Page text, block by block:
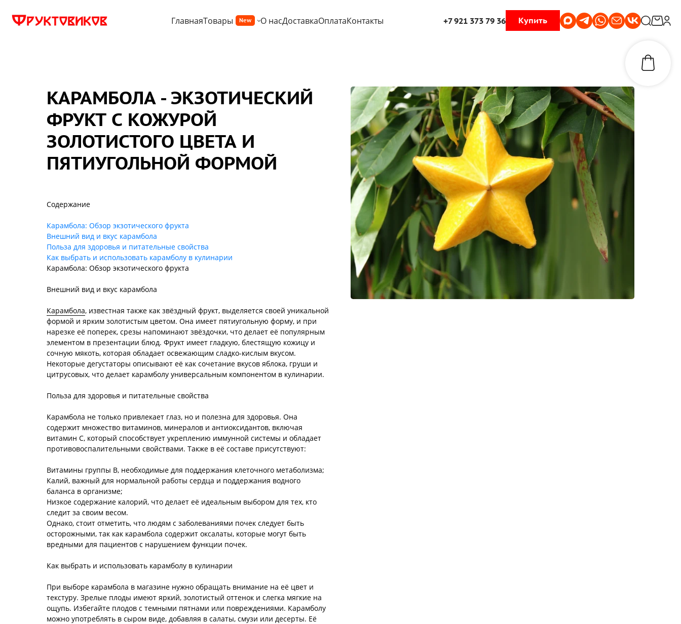
ГлавнаяТовары New О насДоставкаОплатаКонтакты +7 921 373 79 36 Купить
КАРАМБОЛА - ЭКЗОТИЧЕСКИЙ
ФРУКТ С КОЖУРОЙ
ЗОЛОТИСТОГО ЦВЕТА И
ПЯТИУГОЛЬНОЙ ФОРМОЙ
Содержание
Карамбола: Обзор экзотического фрукта
Внешний вид и вкус карамбола
Польза для здоровья и питательные свойства
Как выбрать и использовать карамболу в кулинарии
Карамбола: Обзор экзотического фрукта
Внешний вид и вкус карамбола
Карамбола, известная также как звёздный фрукт, выделяется своей уникальной
формой и ярким золотистым цветом. Она имеет пятиугольную форму, и при
нарезке её поперек, срезы напоминают звёздочки, что делает её популярным
элементом в презентации блюд. Фрукт имеет гладкую, блестящую кожицу и
сочную мякоть, которая обладает освежающим сладко-кислым вкусом.
Некоторые дегустаторы описывают её как сочетание вкусов яблока, груши и
цитрусовых, что делает карамболу универсальным компонентом в кулинарии.
Польза для здоровья и питательные свойства
Карамбола не только привлекает глаз, но и полезна для здоровья. Она
содержит множество витаминов, минералов и антиоксидантов, включая
витамин C, который способствует укреплению иммунной системы и обладает
противовоспалительными свойствами. Также в её составе присутствуют:
Витамины группы B, необходимые для поддержания клеточного метаболизма;
Калий, важный для нормальной работы сердца и поддержания водного
баланса в организме;
Низкое содержание калорий, что делает её идеальным выбором для тех, кто
следит за своим весом.
Однако, стоит отметить, что людям с заболеваниями почек следует быть
осторожными, так как карамбола содержит оксалаты, которые могут быть
вредными для пациентов с нарушением функции почек.
Как выбрать и использовать карамболу в кулинарии
При выборе карамбола в магазине нужно обращать внимание на её цвет и
текстуру. Зрелые плоды имеют яркий, золотистый оттенок и слегка мягкие на
ощупь. Избегайте плодов с темными пятнами или повреждениями. Карамболу
можно употреблять в сыром виде, добавляя в салаты, смузи или десерты. Её